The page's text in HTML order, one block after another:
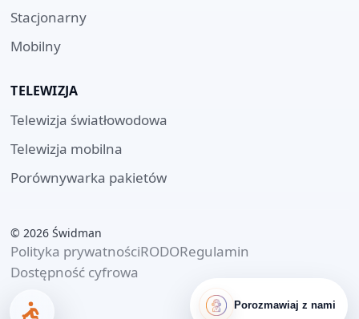
Stacjonarny
Mobilny
TELEWIZJA
Telewizja światłowodowa
Telewizja mobilna
Porównywarka pakietów
©2026 Świdman
Polityka prywatnościRODORegulamin
Dostępność cyfrowa
Porozmawiaj z nami